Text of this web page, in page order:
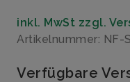
inkl. MwSt zzgl.
Artikelnummer: NF-
Verfügbare